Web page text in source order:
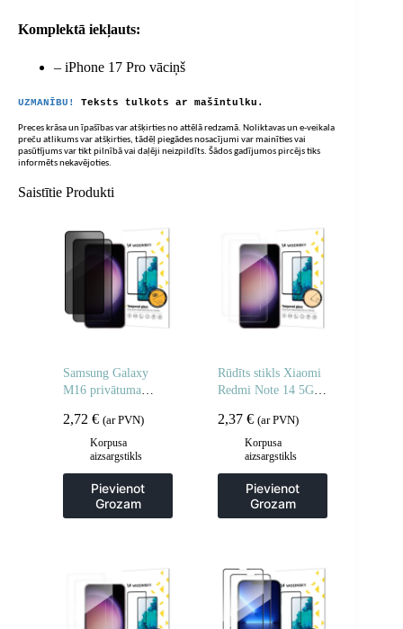
Komplektā iekļauts:
– iPhone 17 Pro vāciņš
UZMANĪBU! Teksts tulkots ar mašīntulku.
Preces krāsa un īpašības var atšķirties no attēlā redzamā. Noliktavas un e-veikala
preču atlikums var atšķirties, tādēļ piegādes nosacījumi var mainīties vai
pasūtījums var tikt pilnībā vai daļēji neizpildīts. Šādos gadījumos pircējs tiks
informēts nekavējoties.
Saistītie Produkti
Samsung Galaxy
M16 privātuma
2,72 € (ar PVN)
Korpusa
aizsargstikls
Pievienot
Grozam
Rūdīts stikls Xiaomi
Redmi Note 14 5G /
stiklam – 2 gab.
2,37€ (ar PVN)
Korpusa
aizsargstikls
Pievienot
Grozam